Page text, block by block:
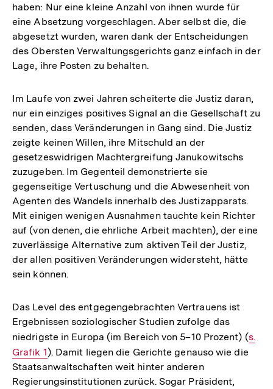
haben: Nur eine kleine Anzahl von ihnen wurde für
eine Absetzung vorgeschlagen. Aber selbst die, die
abgesetzt wurden, waren dank der Entscheidungen
des Obersten Verwaltungsgerichts ganz einfach in der
Lage, ihre Posten zu behalten.
Im Laufe von zwei Jahren scheiterte die Justiz daran,
nur ein einziges positives Signal an die Gesellschaft zu
senden, dass Veränderungen in Gang sind. Die Justiz
zeigte keinen Willen, ihre Mitschuld an der
gesetzeswidrigen Machtergreifung Janukowitschs
zuzugeben. Im Gegenteil demonstrierte sie
gegenseitige Vertuschung und die Abwesenheit von
Agenten des Wandels innerhalb des Justizapparats.
Mit einigen wenigen Ausnahmen tauchte kein Richter
auf (von denen, die ehrliche Arbeit machten), der eine
zuverlässige Alternative zum aktiven Teil der Justiz,
der allen positiven Veränderungen widersteht, hätte
sein können.
Das Level des entgegengebrachten Vertrauens ist
Ergebnissen soziologischer Studien zufolge das
niedrigste in Europa (im Bereich von 5–10 Prozent) (s.
Grafik 1). Damit liegen die Gerichte genauso wie die
Staatsanwaltschaften weit hinter anderen
Regierungsinstitutionen zurück. Sogar Präsident,